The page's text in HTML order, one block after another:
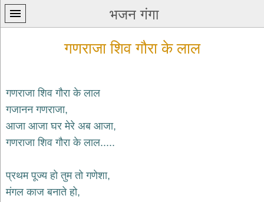
भजन गंगा
प्रथम
पन्ना
भजन
krishna
bhajans
गणराजा शिव गौरा के लाल
गणराजा शिव गौरा के लाल
गजानन गणराजा,
आजा आजा घर मेरे अब आजा,
गणराजा शिव गौरा के लाल.....
प्रथम पूज्य हो तुम तो गणेशा,
मंगल काज बनाते हो,